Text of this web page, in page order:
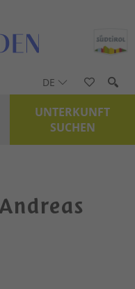
DE
UNTERKUNFT
SUCHEN